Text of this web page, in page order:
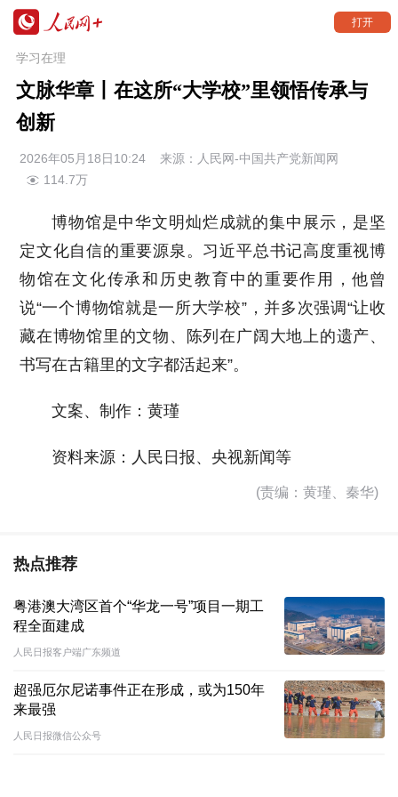
打开
学习在理
文脉华章丨在这所“大学校”里领悟传承与
创新
2026年05月18日10:24 来源： 人民网-中国共产党新闻网
114.7万
博物馆是中华文明灿烂成就的集中展示，是坚
定文化自信的重要源泉。习近平总书记高度重视博
物馆在文化传承和历史教育中的重要作用，他曾
说“一个博物馆就是一所大学校”，并多次强调“让收
藏在博物馆里的文物、陈列在广阔大地上的遗产、
书写在古籍里的文字都活起来”。
文案、制作：黄瑾
资料来源：人民日报、央视新闻等
(责编：黄瑾、秦华)
热点推荐
粤港澳大湾区首个“华龙一号”项目一期工
程全面建成
人民日报客户端广东频道
超强厄尔尼诺事件正在形成，或为150年
来最强
人民日报微信公众号